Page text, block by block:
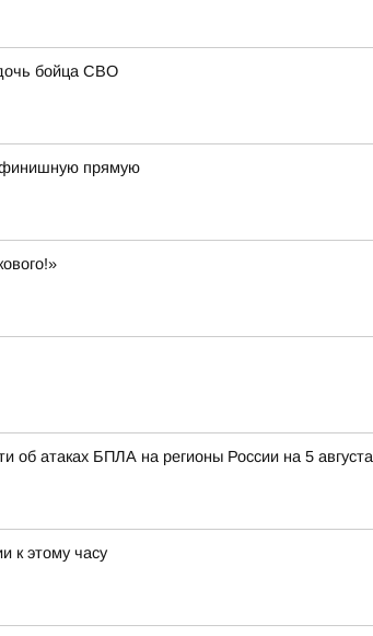
бойца СВО
финишную прямую
об атаках БПЛА на регионы России на 5 августа
к этому часу